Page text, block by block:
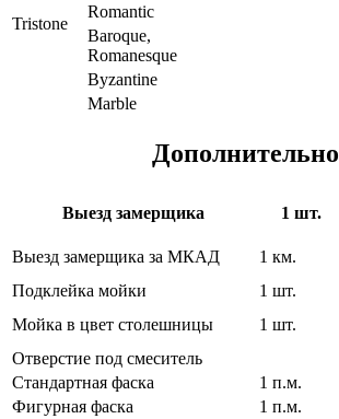
Tristone
Romantic
Baroque,
Romanesque
Byzantine
Marble
Дополнительно
Выезд замерщика 1 шт.
Выезд замерщика за МКАД
1 км.
Подклейка мойки
1 шт.
Мойка в цвет столешницы
1 шт.
Отверстие под смеситель
Стандартная фаска
1 п.м.
Фигурная фаска
1 п.м.